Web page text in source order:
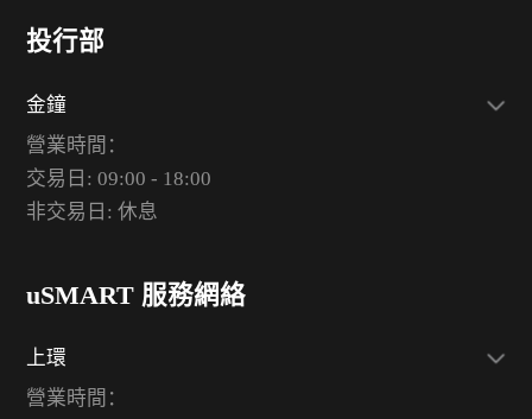
投行部
金鐘
營業時間：
交易日: 09:00 - 18:00
非交易日: 休息
uSMART 服務網絡
上環
營業時間：